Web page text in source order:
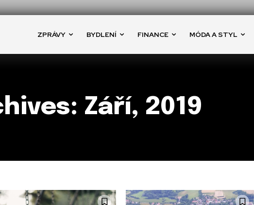
ZPRÁVY BYDLENÍ FINANCE MÓDA A STYL
Září, 2019